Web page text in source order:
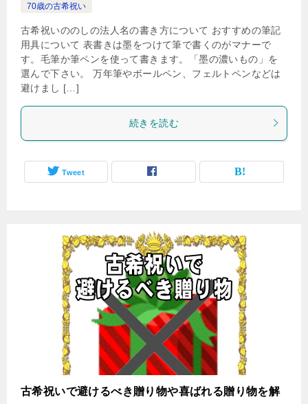
70歳の古希祝い
古希祝いののしの法人名の書き方について おすすめの筆記
用具について 表書きは墨をつけて筆で書くのがマナーで
す。毛筆か筆ペンを使って書きます。「墨の濃いもの」を
選んで下さい。 万年筆やボールペン、フェルトペンなどは
避けまし […]
続きを読む
Tweet
古希祝いで避けるべき贈り物や喜ばれる贈り物を解